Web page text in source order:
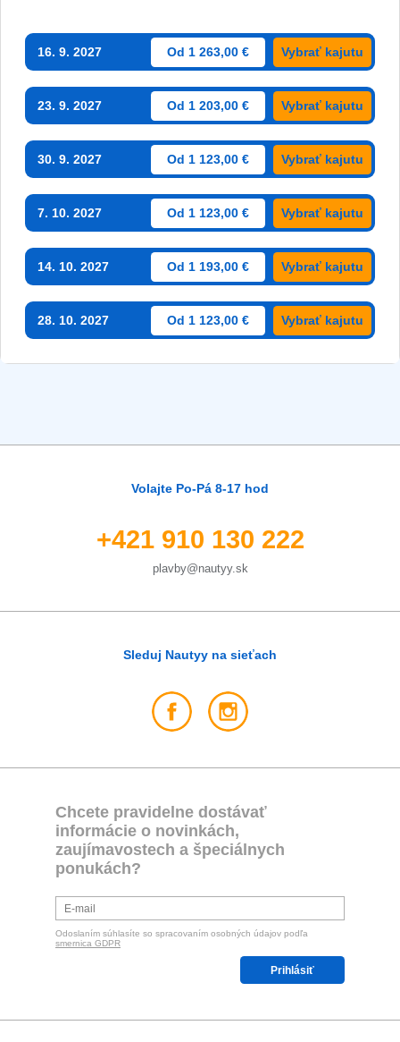
16. 9. 2027 Od 1 263,00 € Vybrať kajutu
23. 9. 2027 Od 1 203,00 € Vybrať kajutu
30. 9. 2027 Od 1 123,00 € Vybrať kajutu
7. 10. 2027 Od 1 123,00 € Vybrať kajutu
14. 10. 2027 Od 1 193,00 € Vybrať kajutu
28. 10. 2027 Od 1 123,00 € Vybrať kajutu
Volajte Po-Pá 8-17 hod
+421 910 130 222
plavby@nautyy.sk
Sleduj Nautyy na sieťach
Chcete pravidelne dostávať
informácie o novinkách,
zaujímavostech a špeciálnych
ponukách?
Odoslaním súhlasíte so spracovaním osobných údajov podľa
smernica GDPR
Prihlásiť